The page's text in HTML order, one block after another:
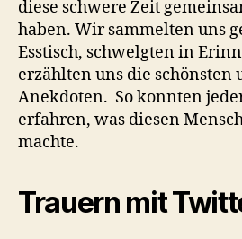
diese schwere Zeit
haben. Wir sammelten uns
Esstisch, schwelgten in
erzählten uns die schönsten
Anekdoten. So konnten
erfahren, was diesen
machte.
Trauern mit